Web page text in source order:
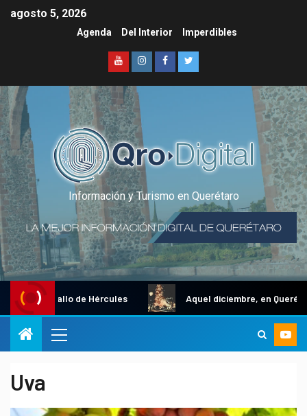
agosto 5, 2026
Agenda Del Interior Imperdibles
Información y Turismo en Querétaro
Gallo de Hércules Aquel diciembre, en Querétaro
Uva